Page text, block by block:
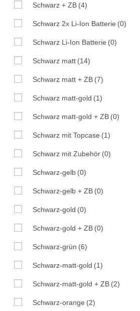
Schwarz + ZB (4)
Schwarz 2x Li-Ion Batterie (0)
Schwarz Li-Ion Batterie (0)
Schwarz matt (14)
Schwarz matt + ZB (7)
Schwarz matt-gold (1)
Schwarz matt-gold + ZB (0)
Schwarz mit Topcase (1)
Schwarz mit Zubehör (0)
Schwarz-gelb (0)
Schwarz-gelb + ZB (0)
Schwarz-gold (0)
Schwarz-gold + ZB (0)
Schwarz-grün (6)
Schwarz-matt-gold (1)
Schwarz-matt-gold + ZB (2)
Schwarz-orange (2)